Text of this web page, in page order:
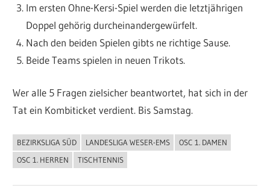
Im ersten Ohne-Kersi-Spiel werden die letztjährigen
Doppel gehörig durcheinandergewürfelt.
Nach den beiden Spielen gibts ne richtige Sause.
Beide Teams spielen in neuen Trikots.
Wer alle 5 Fragen zielsicher beantwortet, hat sich in der
Tat ein Kombiticket verdient. Bis Samstag.
ALLGEMEIN
BEZIRKSLIGA SÜD LANDESLIGA WESER-EMS
OSC 1. DAMEN
OSC 1. HERREN
TISCHTENNIS